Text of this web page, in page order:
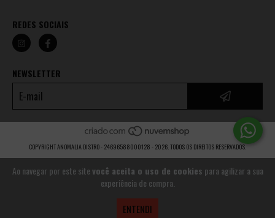
Ao navegar por este sitevocê aceita o uso de cookies para agilizar a sua
experiência de compra.
ENTENDI
REDES SOCIAIS
NEWSLETTER
COPYRIGHT ANOMALIA DISTRO - 24696588000128 - 2026. TODOS OS DIREITOS RESERVADOS.